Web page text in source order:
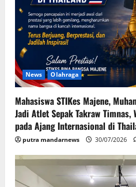
News Olahraga
Mahasiswa STIKes Majene,
Jadi Atlet Sepak Takraw
pada Ajang Internasional di
putra mandarnews 30/07/2026